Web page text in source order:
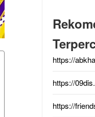
https://
https://
https://